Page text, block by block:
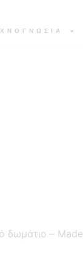
δωμάτιο – Made